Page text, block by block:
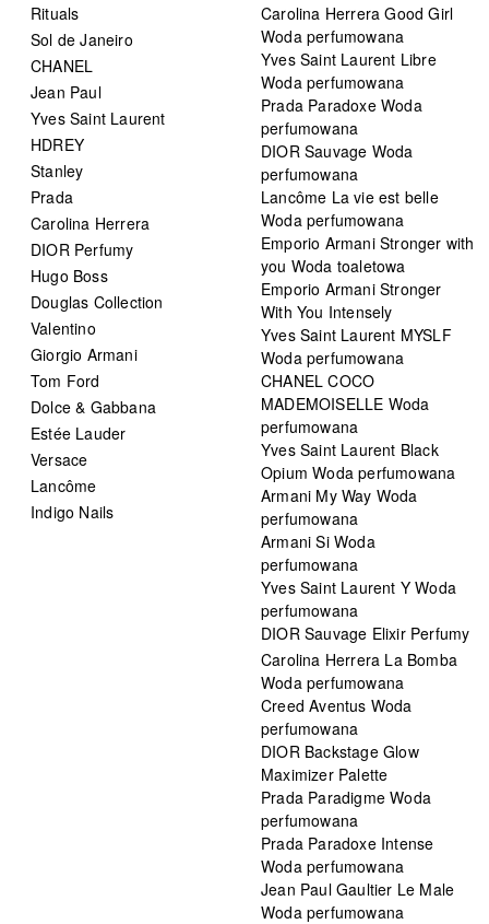
Rituals
Sol de Janeiro
CHANEL
Jean Paul
Yves Saint Laurent
HDREY
Stanley
Prada
Carolina Herrera
DIOR Perfumy
Hugo Boss
Douglas Collection
Valentino
Giorgio Armani
Tom Ford
Dolce & Gabbana
Estée Lauder
Versace
Lancôme
Indigo Nails
Carolina Herrera Good Girl
Woda perfumowana
Yves Saint Laurent Libre
Woda perfumowana
Prada Paradoxe Woda
perfumowana
DIOR Sauvage Woda
perfumowana
Lancôme La vie est belle
Woda perfumowana
Emporio Armani Stronger with
you Woda toaletowa
Emporio Armani Stronger
With You Intensely
Yves Saint Laurent MYSLF
Woda perfumowana
CHANEL COCO
MADEMOISELLE Woda
perfumowana
Yves Saint Laurent Black
Opium Woda perfumowana
Armani My Way Woda
perfumowana
Armani Si Woda
perfumowana
Yves Saint Laurent Y Woda
perfumowana
DIOR Sauvage Elixir Perfumy
Carolina Herrera La Bomba
Woda perfumowana
Creed Aventus Woda
perfumowana
DIOR Backstage Glow
Maximizer Palette
Prada Paradigme Woda
perfumowana
Prada Paradoxe Intense
Woda perfumowana
Jean Paul Gaultier Le Male
Woda perfumowana